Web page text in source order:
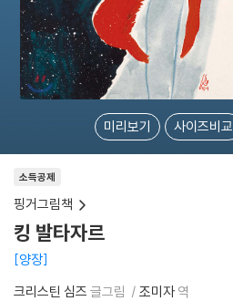
미리보기 사이즈비교
소득공제
핑거그림책
킹 발타자르
양장
크리스틴 심즈 글그림 조미자역